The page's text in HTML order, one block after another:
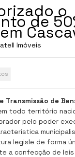
o
de
Imóveis
Transmissão de
todo território
pelo poder
legisle de forma
a confecção de